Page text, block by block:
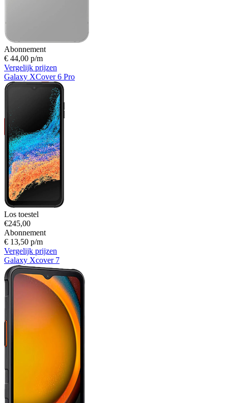
Abonnement
€ 44,00 p/m
Vergelijk prijzen
Galaxy XCover 6 Pro
Los toestel
€245,00
Abonnement
€ 13,50 p/m
Vergelijk prijzen
Galaxy Xcover 7